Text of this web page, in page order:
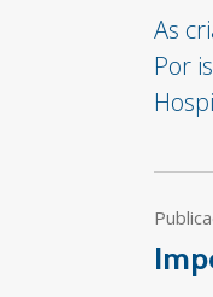
As
Por